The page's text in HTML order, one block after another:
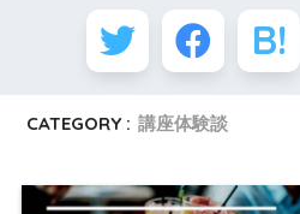
CATEGORY : 講座体験談